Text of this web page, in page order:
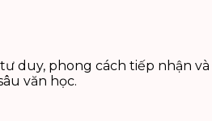
duy, phong cách tiếp nhận và
văn học.